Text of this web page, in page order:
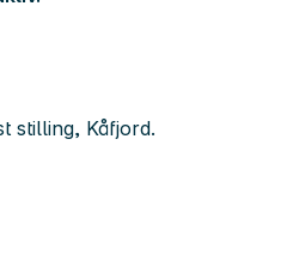
stilling, Kåfjord.